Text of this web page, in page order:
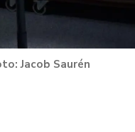
Jacob Saurén